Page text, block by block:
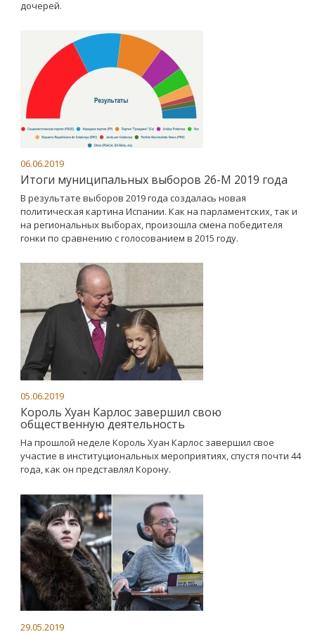
дочерей.
06.06.2019
Итоги муниципальных выборов 26-М 2019 года
В результате выборов 2019 года создалась новая
политическая картина Испании. Как на парламентских, так и
на региональных выборах, произошла смена победителя
гонки по сравнению с голосованием в 2015 году.
05.06.2019
Король Хуан Карлос завершил свою
общественную деятельность
На прошлой неделе Король Хуан Карлос завершил свое
участие в институциональных мероприятиях, спустя почти 44
года, как он представлял Корону.
29.05.2019